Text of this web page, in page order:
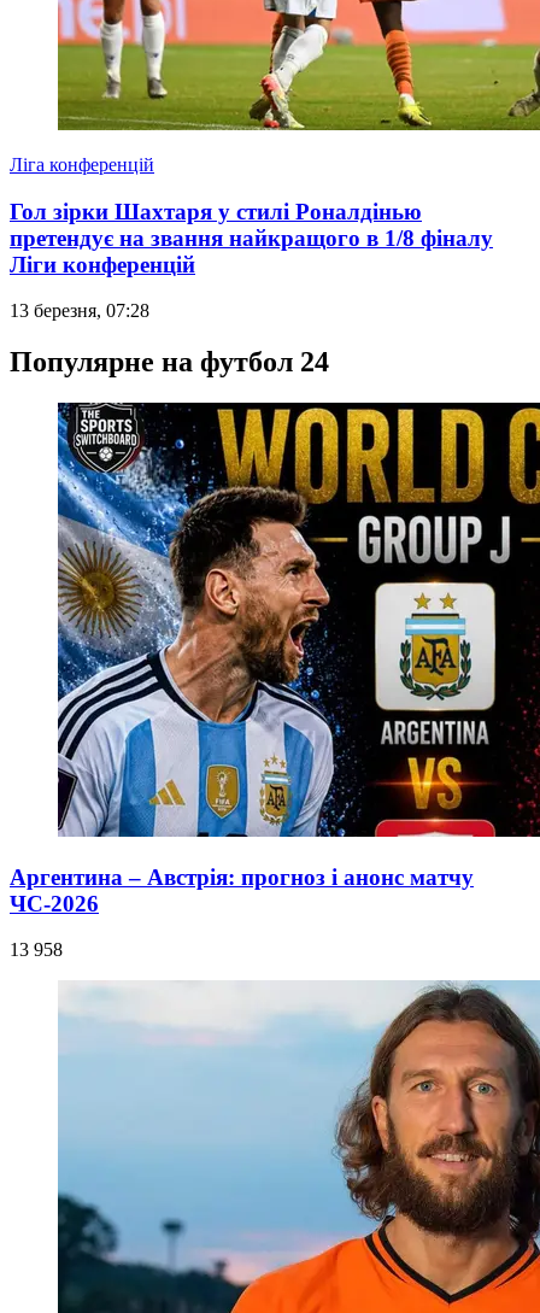
Ліга конференцій
Гол зірки Шахтаря у стилі Роналдінью
претендує на звання найкращого в 1/8 фіналу
Ліги конференцій
13 березня, 07:28
Популярне на футбол 24
Аргентина – Австрія: прогноз і анонс матчу
ЧС-2026
13 958